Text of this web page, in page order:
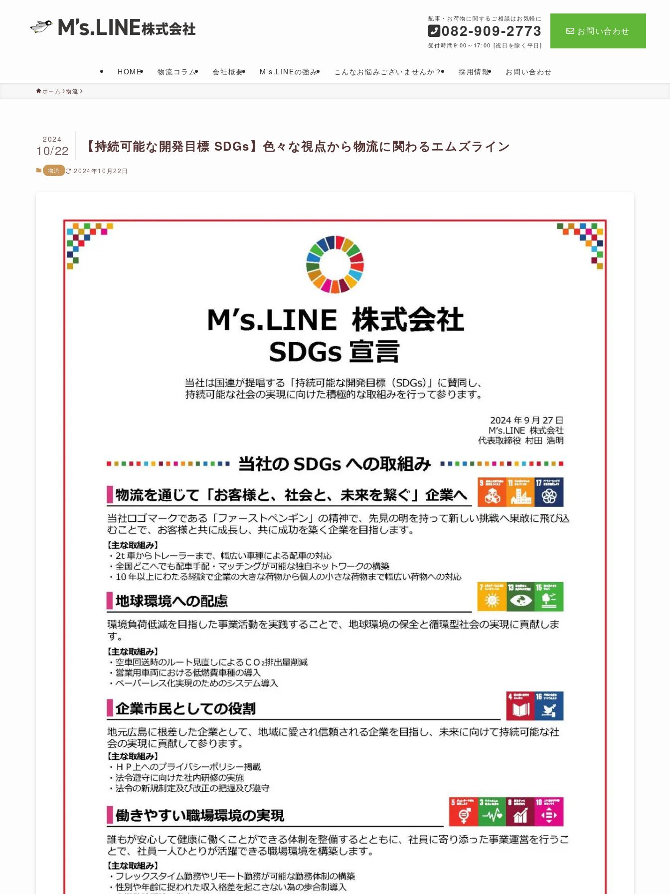
配車・お荷物に関するご相談はお気軽に
082-909-2773
受付時間9:00～17:00 [祝日を除く平日]
お問い合わせ
HOME 物流コラム 会社概要 M’s.LINEの強み こんなお悩みございませんか？ 採用情報 お問い合わせ
ホーム 物流
【持続可能な開発目標 SDGs】色々な視点から物流に関わるエムズライン
2024
10/22
物流 2024年10月22日